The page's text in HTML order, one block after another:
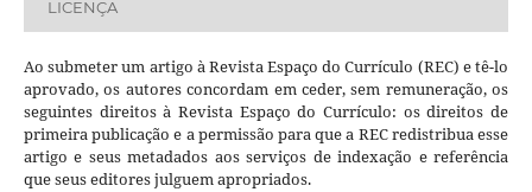
LICENÇA
Ao submeter um artigo à Revista Espaço do Currículo (REC) e tê-lo
aprovado, os autores concordam em ceder, sem remuneração, os
seguintes direitos à Revista Espaço do Currículo: os direitos de
primeira publicação e a permissão para que a REC redistribua esse
artigo e seus metadados aos serviços de indexação e referência
que seus editores julguem apropriados.